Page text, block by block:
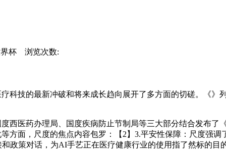
界杯 浏览次数:
技的最新冲破和将来成长趋向展开了多方面的切磋。《》
医药办理局、国度疾病防止节制局等三大部分结合发布了
方面，尺度的焦点内容包罗：【2】3.平安性保障：尺度强
政策对话，为AI手艺正在医疗健康行业的使用指了然标的